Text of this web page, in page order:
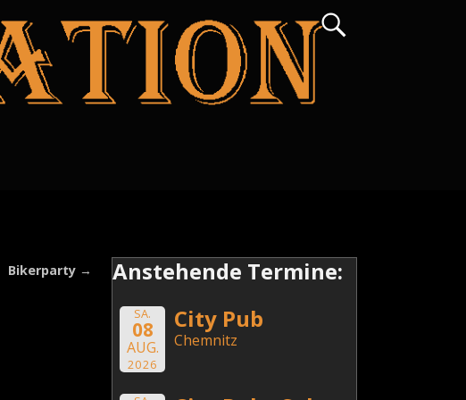
Bikerparty → Anstehende Termine:
SA.
08
AUG.
2026
City Pub
Chemnitz